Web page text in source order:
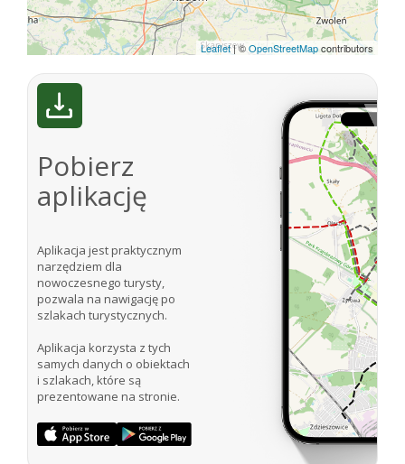
Źródło: Piasecki K., Puszcza Stromiecka, Warszawa
1990.
Internet:http://www.ugstromiec.pl
Leaflet|©OpenStreetMapcontributors
Pobierz
aplikację
Aplikacja jest praktycznym
narzędziem dla
nowoczesnego turysty,
pozwala na nawigację po
szlakach turystycznych.
Aplikacja korzysta z tych
samych danych o obiektach
i szlakach, które są
prezentowane na stronie.